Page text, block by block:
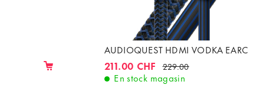
AUDIOQUEST HDMI VODKA EARC
211.00 CHF 229.00
En stock magasin